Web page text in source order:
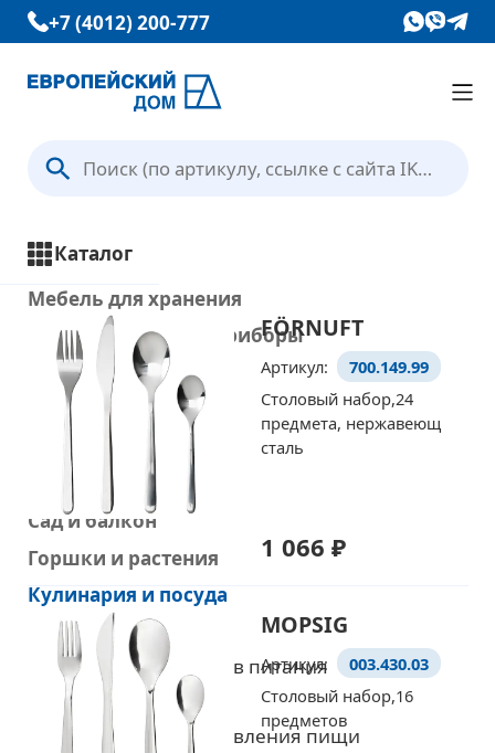
+7 (4012) 200-777
Каталог
Вопрос — Ответ
Отзывы
Контакты
Условия доставки
Уже выбрали товары
на европейском сайте IKEA?
Тогда просто добавляйте
их в корзину по артикулу
Перейти в корзину
Каталог
Мебель для хранения
Кухни и кухонные приборы
Столы и стулья
Ванная комната
Освещение
Текстиль и ковры
Сад и балкон
Горшки и растения
Кулинария и посуда
Все товары
Хранение продуктов питания
Сервировка
Посуда для приготовления пищи
FÖRNUFT
Артикул:
700.149.99
Столовый набор,24
предмета, нержавеющ
сталь
1 066 ₽
MOPSIG
Артикул:
003.430.03
Столовый набор,16
предметов